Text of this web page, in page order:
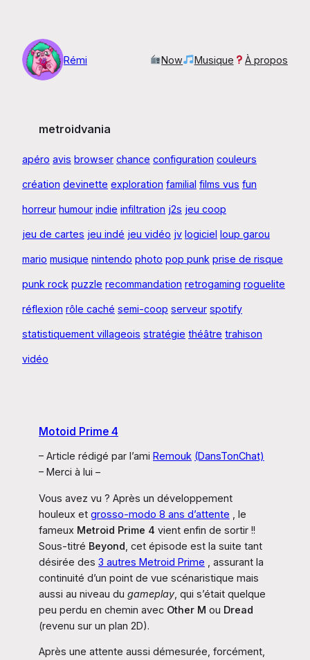
contenu
Rémi
Now Musique À propos
metroidvania
apéro avis browser chance configuration couleurs
création devinette exploration familial films vus fun
horreur humour indie infiltration j2s jeu coop
jeu de cartes jeu indé jeu vidéo jv logiciel loup garou
mario musique nintendo photo pop punk prise de risque
punk rock puzzle recommandation retrogaming roguelite
réflexion rôle caché semi-coop serveur spotify
statistiquement villageois stratégie théâtre trahison
vidéo
Motoid Prime 4
– Article rédigé par l’ami Remouk (DansTonChat)
– Merci à lui –
Vous avez vu ? Après un développement
houleux et grosso-modo 8 ans d’attente , le
fameux Metroid Prime 4 vient enfin de sortir !!
Sous-titré Beyond , cet épisode est la suite tant
désirée des 3 autres Metroid Prime , assurant la
continuité d’un point de vue scénaristique mais
aussi au niveau du gameplay, qui s’était quelque
peu perdu en chemin avec Other M ou Dread
(revenu sur un plan 2D).
Après une attente aussi démesurée, forcément,